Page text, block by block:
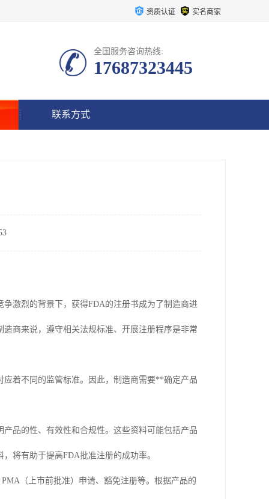
资质认证 实名商家
全国服务咨询热线:
17687323445
联系方式
激烈的背景下，获得FDA的注册书成为了制造商进
商来说，遵守相关法规标准、开展注册程序是非常
着不同的监管标准。因此，制造商需要**确定产品
品的性、有效性和合规性。这些资料可能包括产品
将有助于提高FDA批准注册的成功率。
（上市前批准）申请、豁免注册等。根据产品的